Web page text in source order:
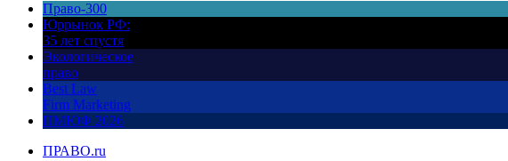
Право-300
Юррынок РФ:
35 лет спустя
Экологическое
право
Best Law
Firm Marketing
ПМЮФ 2026
ПРАВО.ru